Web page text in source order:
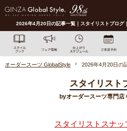
2026年4月20日の記事一覧｜スタイリストブロ
オーダースーツ GlobalStyle 2026年4月20日の
スタイリスト
byオーダースーツ専門
スタイリストスナッ